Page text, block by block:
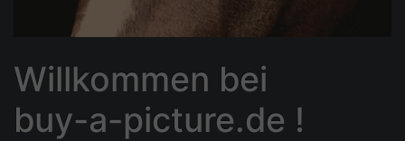
Willkommen bei
buy-a-picture.de !